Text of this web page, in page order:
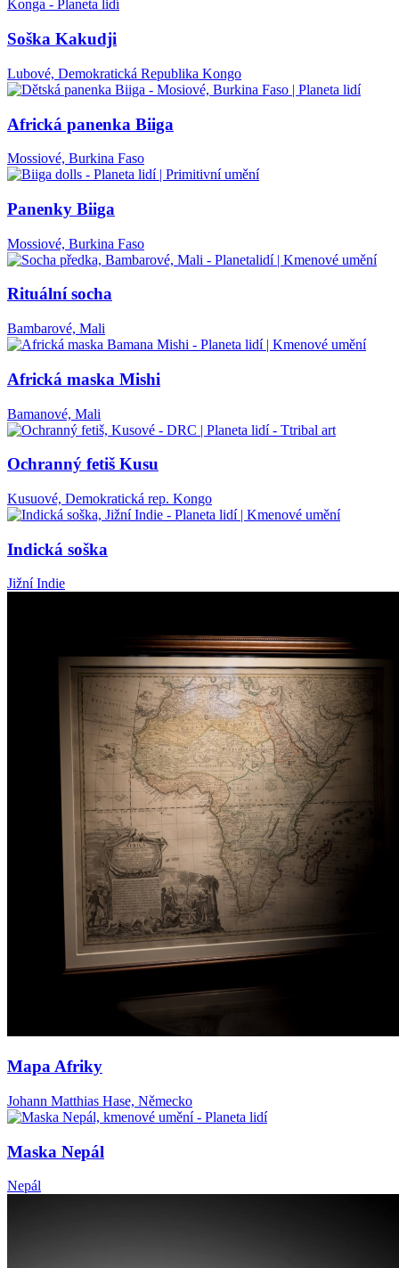
Soška Kakudji
Lubové, Demokratická Republika Kongo
Africká panenka Biiga
Mossiové, Burkina Faso
Panenky Biiga
Mossiové, Burkina Faso
Rituální socha
Bambarové, Mali
Africká maska Mishi
Bamanové, Mali
Ochranný fetiš Kusu
Kusuové, Demokratická rep. Kongo
Indická soška
Jižní Indie
Mapa Afriky
Johann Matthias Hase, Německo
Maska Nepál
Nepál